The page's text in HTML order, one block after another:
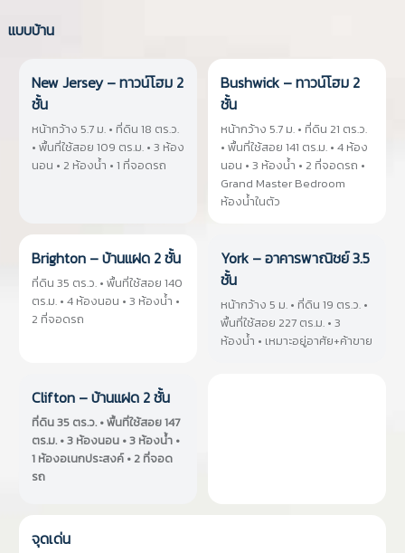
แบบบ้าน
New Jersey – ทาวน์โฮม 2
ชั้น
หน้ากว้าง 5.7 ม. • ที่ดิน 18 ตร.ว.
• พื้นที่ใช้สอย 109 ตร.ม. • 3 ห้อง
นอน • 2 ห้องน้ำ • 1 ที่จอดรถ
Bushwick – ทาวน์โฮม 2
ชั้น
หน้ากว้าง 5.7 ม. • ที่ดิน 21 ตร.ว.
• พื้นที่ใช้สอย 141 ตร.ม. • 4 ห้อง
นอน • 3 ห้องน้ำ • 2 ที่จอดรถ •
Grand Master Bedroom
ห้องน้ำในตัว
Brighton – บ้านแฝด 2 ชั้น
ที่ดิน 35 ตร.ว. • พื้นที่ใช้สอย 140
ตร.ม. • 4 ห้องนอน • 3 ห้องน้ำ •
2 ที่จอดรถ
York – อาคารพาณิชย์ 3.5
ชั้น
หน้ากว้าง 5 ม. • ที่ดิน 19 ตร.ว. •
พื้นที่ใช้สอย 227 ตร.ม. • 3
ห้องน้ำ • เหมาะอยู่อาศัย+ค้าขาย
Clifton – บ้านแฝด 2 ชั้น
ที่ดิน 35 ตร.ว. • พื้นที่ใช้สอย 147
ตร.ม. • 3 ห้องนอน • 3 ห้องน้ำ •
1 ห้องอเนกประสงค์ • 2 ที่จอด
รถ
จุดเด่น